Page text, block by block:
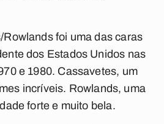
foi uma das caras
dos Estados Unidos nas
e 1980. Cassavetes, um
incríveis. Rowlands, uma
forte e muito bela.